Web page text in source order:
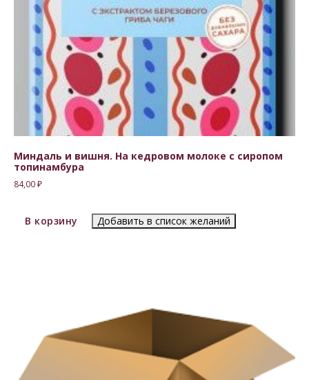
Миндаль и вишня. На кедровом молоке с сиропом
топинамбура
84,00₽
В корзину Добавить в список желаний